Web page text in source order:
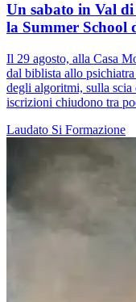
Un sabato in Val
la Summer School
Il 29 agosto, alla Casa
dal biblista allo
degli algoritmi, sulla
iscrizioni chiudono tra
Laudato Si Formazione